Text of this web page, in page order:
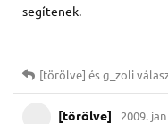
segítenek.
[törölve] ésg_zoli
[törölve] 2009.